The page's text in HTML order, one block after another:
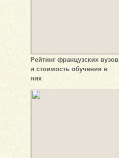
Рейтинг французских вузов
и стоимость обучения в
них